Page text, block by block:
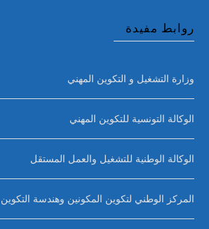
روابط مفيدة
وزارة التشغيل و التكوين المهني
الوكالة التونسية للتكوين المهني
الوكالة الوطنية للتشغيل والعمل المستقل
المركز الوطني لتكوين المكونين وهندسة التكوين